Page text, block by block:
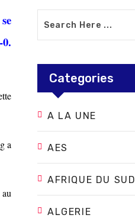
a
Categories
A LA UNE
AES
AFRIQUE DU SUD
ALGERIE